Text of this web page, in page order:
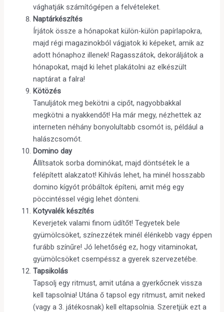
vághatják számítógépen a felvételeket.
Naptárkészítés
Írjátok össze a hónapokat külön-külön papírlapokra,
majd régi magazinokból vágjatok ki képeket, amik az
adott hónaphoz illenek! Ragasszátok, dekoráljátok a
hónapokat, majd ki lehet plakátolni az elkészült
naptárat a falra!
Kötözés
Tanuljátok meg bekötni a cipőt, nagyobbakkal
megkötni a nyakkendőt! Ha már megy, nézhettek az
interneten néhány bonyolultabb csomót is, például a
halászcsomót.
Domino day
Állítsatok sorba dominókat, majd döntsétek le a
felépített alakzatot! Kihívás lehet, ha minél hosszabb
domino kígyót próbáltok építeni, amit még egy
pöccintéssel végig lehet dönteni.
Kotyvalék készítés
Keverjetek valami finom üdítőt! Tegyetek bele
gyümölcsöket, színezzétek minél élénkebb vagy éppen
furább színűre! Jó lehetőség ez, hogy vitaminokat,
gyümölcsöket csempéssz a gyerek szervezetébe.
Tapsikolás
Tapsolj egy ritmust, amit utána a gyerkőcnek vissza
kell tapsolnia! Utána ő tapsol egy ritmust, amit neked
(vagy a 3. játékosnak) kell eltapsolnia. Szeretjük ezt a